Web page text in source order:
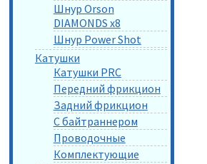
Шнур Orson
DIAMONDS x8
Шнур Power Shot
Катушки
Катушки PRC
Передний фрикцион
Задний фрикцион
С байтраннером
Проводочные
Комплектующие